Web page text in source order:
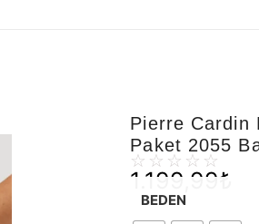
Pierre Cardin
Paket 2055
☆ ☆ ☆ ☆ ☆
1.199,99₺
BEDEN